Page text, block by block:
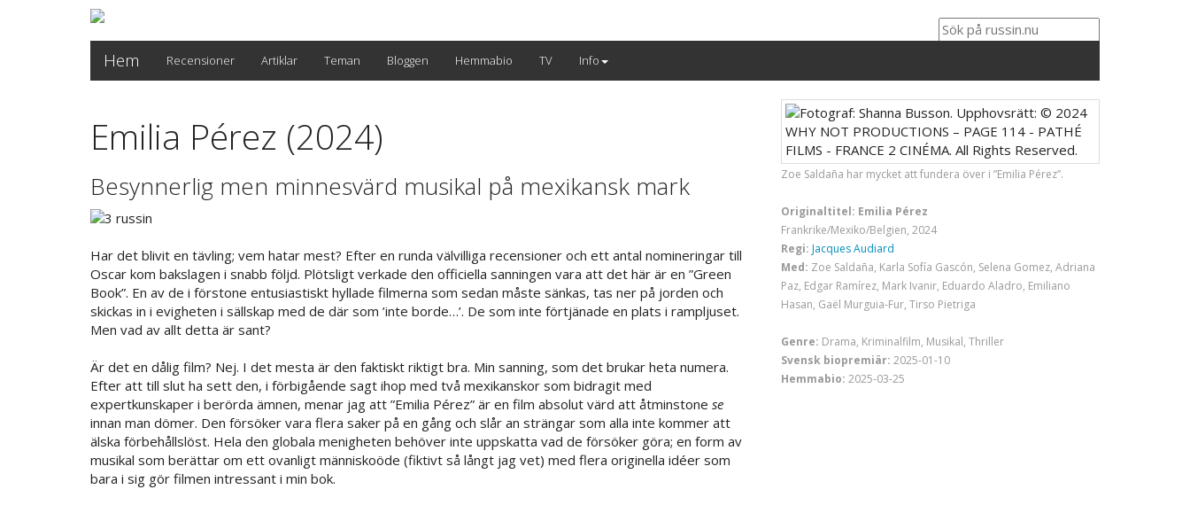
Hem Recensioner Artiklar Teman Bloggen Hemmabio TV Info
Emilia Pérez (2024)
Besynnerlig men minnesvärd musikal på mexikansk mark
Har det blivit en tävling; vem hatar mest? Efter en runda välvilliga recensioner och ett antal nomineringar till
Oscar kom bakslagen i snabb följd. Plötsligt verkade den officiella sanningen vara att det här är en ”Green
Book”. En av de i förstone entusiastiskt hyllade filmerna som sedan måste sänkas, tas ner på jorden och
skickas in i evigheten i sällskap med de där som ’inte borde…’. De som inte förtjänade en plats i rampljuset.
Men vad av allt detta är sant?
Är det en dålig film? Nej. I det mesta är den faktiskt riktigt bra. Min sanning, som det brukar heta numera.
Efter att till slut ha sett den, i förbigående sagt ihop med två mexikanskor som bidragit med
expertkunskaper i berörda ämnen, menar jag att ”Emilia Pérez” är en film absolut värd att åtminstone se
innan man dömer. Den försöker vara flera saker på en gång och slår an strängar som alla inte kommer att
älska förbehållslöst. Hela den globala menigheten behöver inte uppskatta vad de försöker göra; en form av
musikal som berättar om ett ovanligt människoöde (fiktivt så långt jag vet) med flera originella idéer som
bara i sig gör filmen intressant i min bok.
Zoe Saldaña har mycket att fundera över i ”Emilia Pérez”.
Originaltitel: Emilia Pérez
Frankrike/Mexiko/Belgien, 2024
Regi: Jacques Audiard
Med: Zoe Saldaña, Karla Sofía Gascón, Selena Gomez, Adriana
Paz, Edgar Ramírez, Mark Ivanir, Eduardo Aladro, Emiliano
Hasan, Gaël Murguia-Fur, Tirso Pietriga
Genre: Drama, Kriminalfilm, Musikal, Thriller
Svensk biopremiär: 2025-01-10
Hemmabio: 2025-03-25